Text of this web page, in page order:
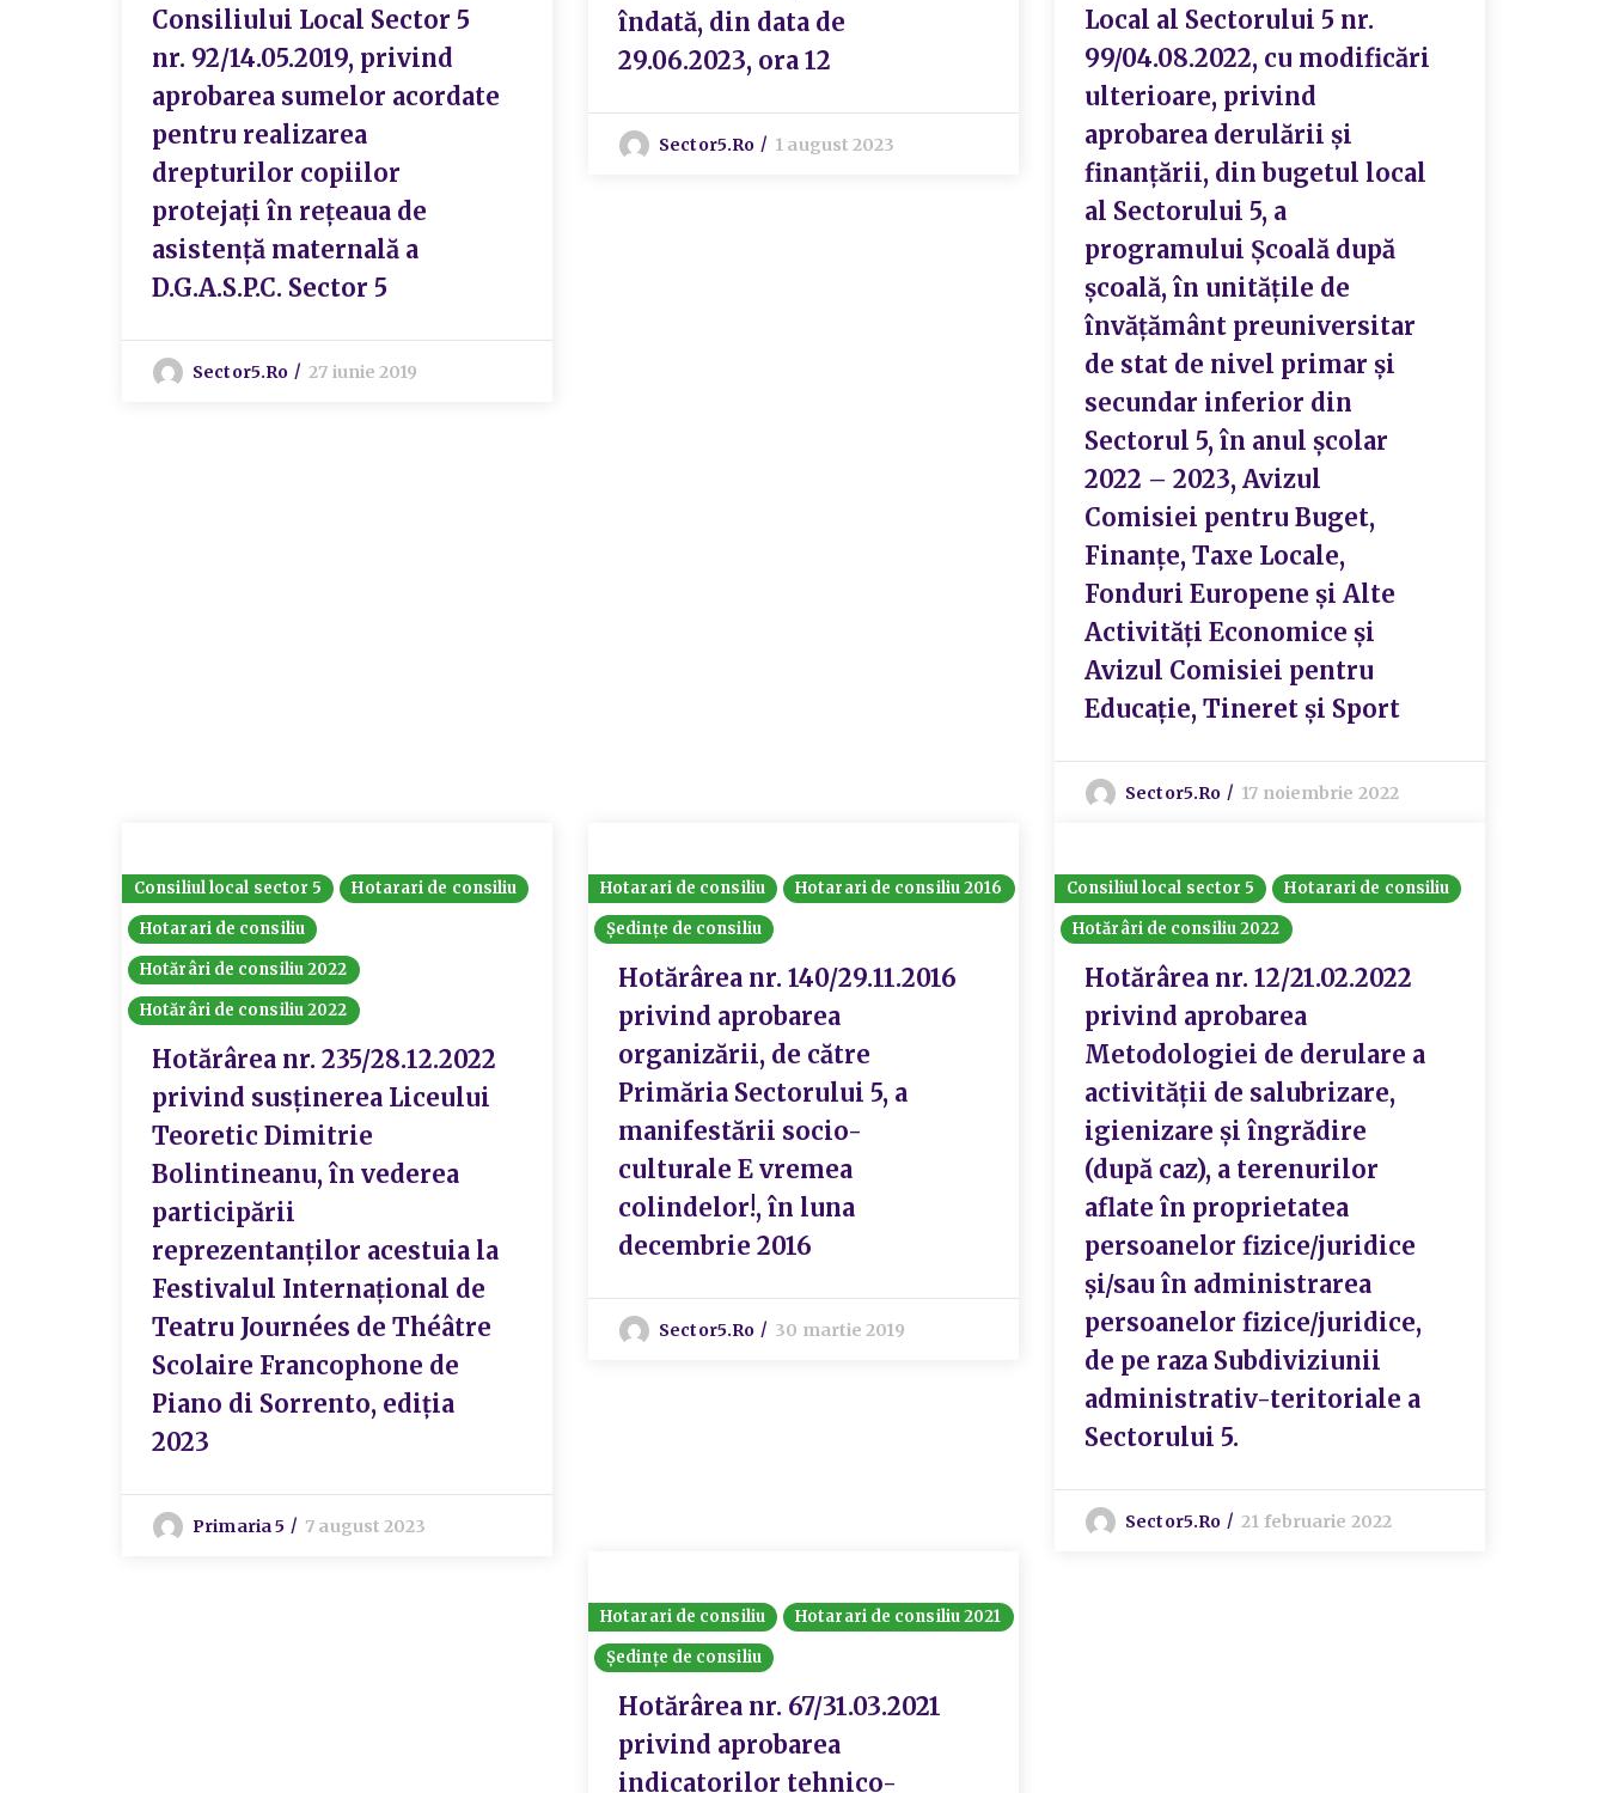
Consiliului Local Sector 5
nr. 92/14.05.2019, privind
aprobarea sumelor acordate
pentru realizarea
drepturilor copiilor
protejați în rețeaua de
asistență maternală a
D.G.A.S.P.C. Sector 5
Sector5.ro 27 iunie 2019
îndată, din data de
29.06.2023, ora 12
Sector5.ro 1 august 2023
Local al Sectorului 5 nr.
99/04.08.2022, cu modificări
ulterioare, privind
aprobarea derulării și
finanțării, din bugetul local
al Sectorului 5, a
programului Școală după
școală, în unitățile de
învățământ preuniversitar
de stat de nivel primar și
secundar inferior din
Sectorul 5, în anul școlar
2022 – 2023, Avizul
Comisiei pentru Buget,
Finanțe, Taxe Locale,
Fonduri Europene și Alte
Activități Economice și
Avizul Comisiei pentru
Educație, Tineret și Sport
Sector5.ro 17 noiembrie 2022
Consiliul local sector 5
Hotarari de consiliu
Hotarari de consiliu
Hotărâri de consiliu 2022
Hotărâri de consiliu 2022
Hotărârea nr. 235/28.12.2022
privind susținerea Liceului
Teoretic Dimitrie
Bolintineanu, în vederea
participării
reprezentanților acestuia la
Festivalul Internațional de
Teatru Journées de Théâtre
Scolaire Francophone de
Piano di Sorrento, ediția
2023
Primaria 5 7 august 2023
Hotarari de consiliu
Hotarari de consiliu 2016
Ședințe de consiliu
Hotărârea nr. 140/29.11.2016
privind aprobarea
organizării, de către
Primăria Sectorului 5, a
manifestării socio-
culturale E vremea
colindelor!, în luna
decembrie 2016
Sector5.ro 30 martie 2019
Consiliul local sector 5
Hotarari de consiliu
Hotărâri de consiliu 2022
Hotărârea nr. 12/21.02.2022
privind aprobarea
Metodologiei de derulare a
activității de salubrizare,
igienizare și îngrădire
(după caz), a terenurilor
aflate în proprietatea
persoanelor fizice/juridice
și/sau în administrarea
persoanelor fizice/juridice,
de pe raza Subdiviziunii
administrativ-teritoriale a
Sectorului 5.
Sector5.ro 21 februarie 2022
Hotarari de consiliu
Hotarari de consiliu 2021
Ședințe de consiliu
Hotărârea nr. 67/31.03.2021
privind aprobarea
indicatorilor tehnico-